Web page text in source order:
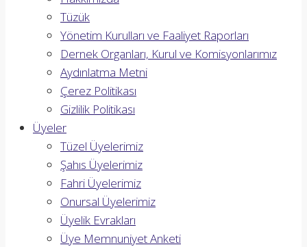
Tüzük
Yönetim Kurulları ve Faaliyet Raporları
Dernek Organları, Kurul ve Komisyonlarımız
Aydınlatma Metni
Çerez Politikası
Gizlilik Politikası
Üyeler
Tüzel Üyelerimiz
Şahıs Üyelerimiz
Fahri Üyelerimiz
Onursal Üyelerimiz
Üyelik Evrakları
Üye Memnuniyet Anketi